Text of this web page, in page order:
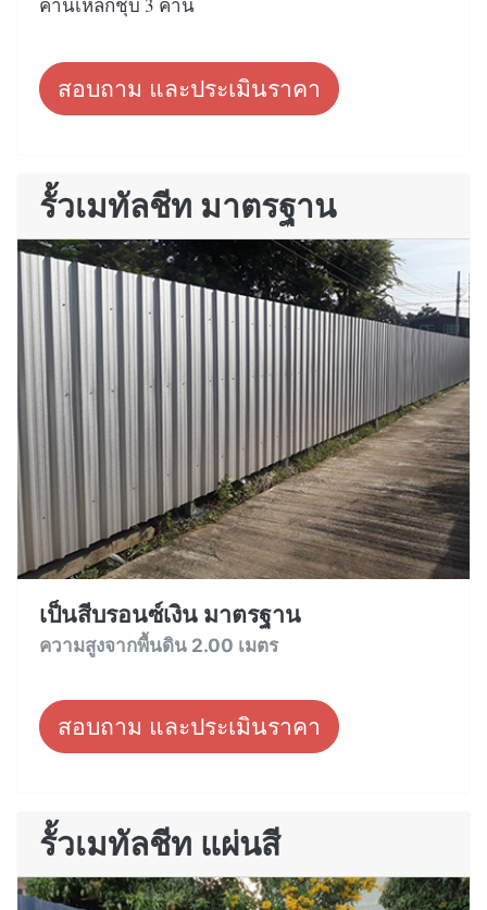
สอบถาม และประเมินราคา
รั้วเมทัลชีท มาตรฐาน
เป็นสีบรอนซ์เงิน มาตรฐาน
ความสูงจากพื้นดิน 2.00 เมตร
สอบถาม และประเมินราคา
รั้วเมทัลชีท แผ่นสี